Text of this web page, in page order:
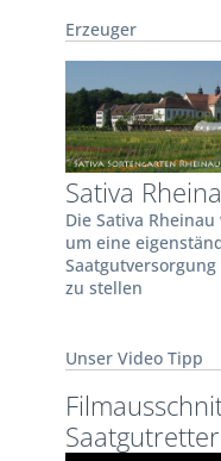
Erzeuger
Sativa
Die Sativa
um eine
zu stellen
Unser Video Tipp